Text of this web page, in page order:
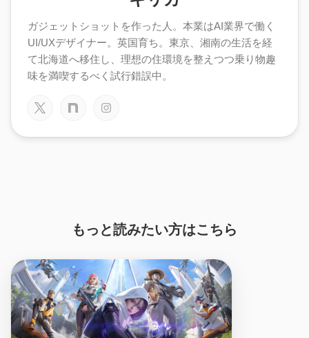
ガジェットショットを作った人。本業はAI業界で働く
UI/UXデザイナー。英国育ち。東京、湘南の生活を経
て北海道へ移住し、理想の住環境を整えつつ乗り物趣
味を満喫するべく試行錯誤中。
もっと読みたい方はこちら